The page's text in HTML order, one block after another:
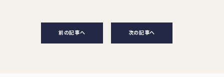
前の記事へ 次の記事へ